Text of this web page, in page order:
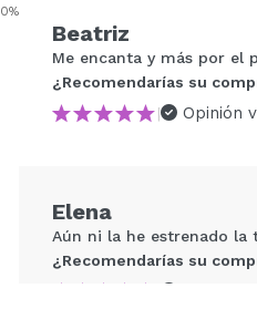
0%
Tu
Beatriz
Me encanta y más por el
¿Recomendarías su
|
Opinión
Elena
Aún ni la he estrenado la
¿Recomendarías su